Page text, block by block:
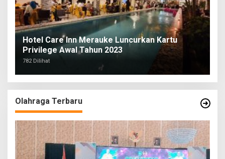
Hotel Care Inn Merauke Luncurkan Kartu
Privilege Awal Tahun 2023
782 Dilihat
Olahraga Terbaru